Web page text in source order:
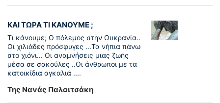
ΚΑΙ ΤΩΡΑ ΤΙ ΚΑΝΟΥΜΕ ;
Τι κάνουμε; Ο πόλεμος στην Ουκρανία..
Οι χιλιάδες πρόσφυγες ...Τα νήπια πάνω
στο χιόνι... Οι αναμνήσεις μιας ζωής
μέσα σε σακούλες ..Οι άνθρωποι με τα
κατοικίδια αγκαλιά ....
Της Νανάς Παλαιτσάκη